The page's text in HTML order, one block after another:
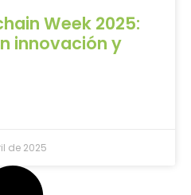
Week 2025:
innovación y
de 2025